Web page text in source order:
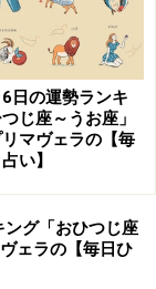
トでのデート
まれ）
点があまりなか
しにくいので
日の運勢ランキ
じ座～うお座」
マヴェラの【毎
い】
グ「おひつじ座
ェラの【毎日ひ